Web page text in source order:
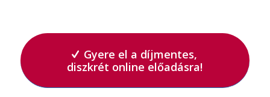
Gyere el a díjmentes,
diszkrét online előadásra!